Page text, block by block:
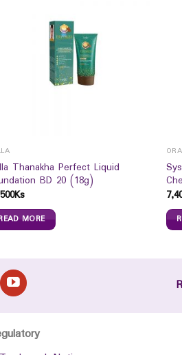
Thanakha Perfect Liquid
BD 20 (18g)
Ks
MORE